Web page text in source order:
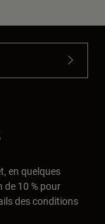
en quelques
de 10 % pour
des conditions